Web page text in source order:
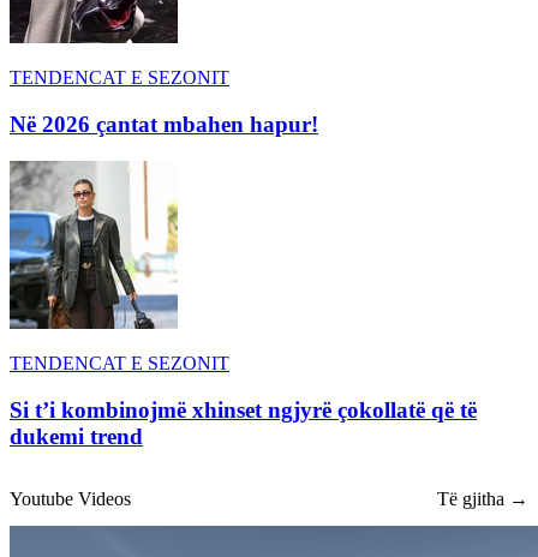
TENDENCAT E SEZONIT
Në 2026 çantat mbahen hapur!
TENDENCAT E SEZONIT
Si t’i kombinojmë xhinset ngjyrë çokollatë që të
dukemi trend
Youtube Videos Të gjitha →